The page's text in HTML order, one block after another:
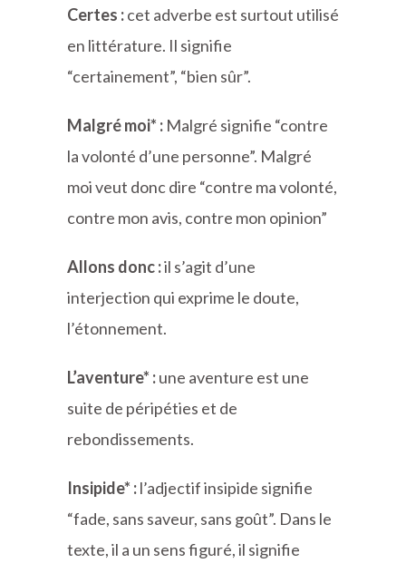
Certes :cet adverbe est surtout utilisé
en littérature. Il signifie
“certainement”, “bien sûr”.
Malgré moi* : Malgré signifie “contre
la volonté d’une personne”. Malgré
moi veut donc dire “contre ma volonté,
contre mon avis, contre mon opinion”
Allons donc :il s’agit d’une
interjection qui exprime le doute,
l’étonnement.
L’aventure* :une aventure est une
suite de péripéties et de
rebondissements.
Insipide* :l’adjectif insipide signifie
“fade, sans saveur, sans goût”. Dans le
texte, il a un sens figuré, il signifie